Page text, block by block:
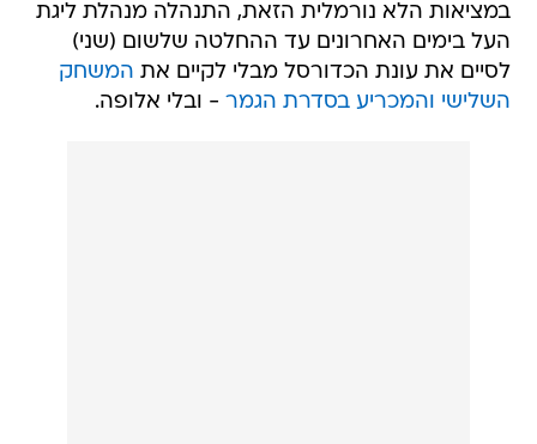
במציאות הלא נורמלית הזאת, התנהלה מנהלת ליגת
העל בימים האחרונים עד ההחלטה שלשום (שני)
לסיים את עונת הכדורסל מבלי לקיים את המשחק
השלישי והמכריע בסדרת הגמר - ובלי אלופה.